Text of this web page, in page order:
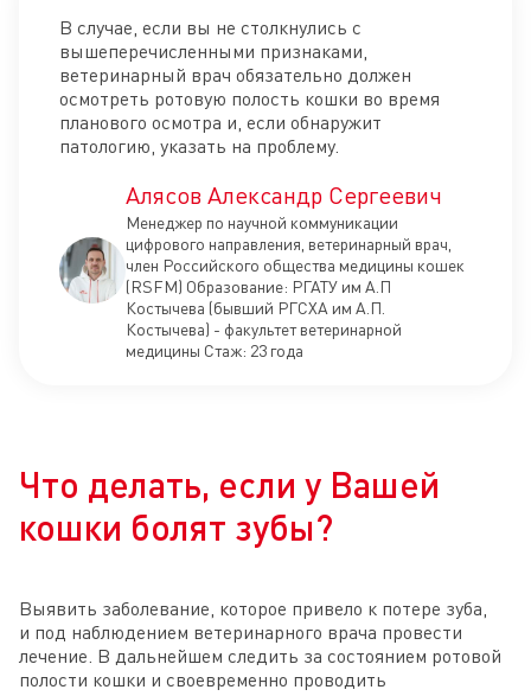
В случае, если вы не столкнулись с
вышеперечисленными признаками,
ветеринарный врач обязательно должен
осмотреть ротовую полость кошки во время
планового осмотра и, если обнаружит
патологию, указать на проблему.
Алясов Александр Сергеевич
Менеджер по научной коммуникации
цифрового направления, ветеринарный врач,
член Российского общества медицины кошек
(RSFM) Образование: РГАТУ им А.П
Костычева (бывший РГСХА им А.П.
Костычева) - факультет ветеринарной
медицины Стаж: 23 года
Что делать, если у Вашей
кошки болят зубы?
Выявить заболевание, которое привело к потере зуба,
и под наблюдением ветеринарного врача провести
лечение. В дальнейшем следить за состоянием ротовой
полости кошки и своевременно проводить